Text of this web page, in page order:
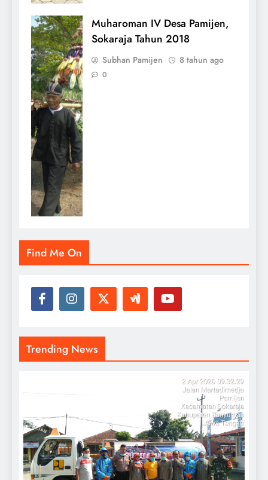
Muharoman IV Desa Pamijen,
Sokaraja Tahun 2018
Subhan Pamijen 8 tahun ago
0
Find Me On
Trending News